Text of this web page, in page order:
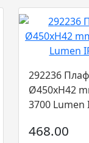
292236
Ø450xH42
3700 Lumen
468.00